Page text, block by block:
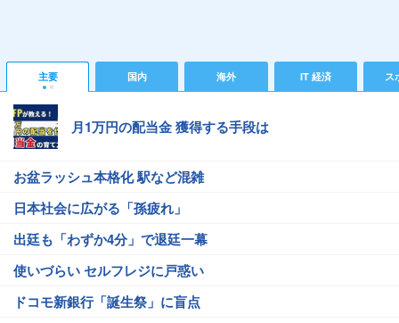
主要 国内 海外 IT 経済 ス
月1万円の配当金 獲得する手段は
お盆ラッシュ本格化 駅など混雑
日本社会に広がる「孫疲れ」
出廷も「わずか4分」で退廷一幕
使いづらい セルフレジに戸惑い
ドコモ新銀行「誕生祭」に盲点